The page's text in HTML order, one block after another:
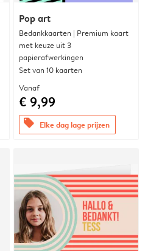
Pop art
Bedankkaarten | Premium kaart
met keuze uit 3
papierafwerkingen
Set van 10 kaarten
Vanaf
€ 9,99
offers Elke dag lage prijzen